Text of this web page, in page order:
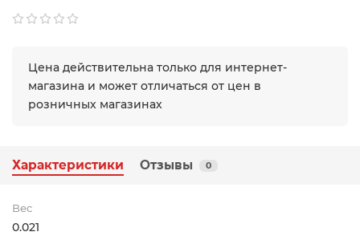
Цена действительна только для интернет-
магазина и может отличаться от цен в
розничных магазинах
Характеристики Отзывы 0
Вес
0.021